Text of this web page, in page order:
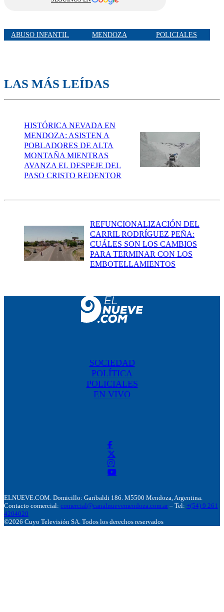
ABUSO INFANTIL MENDOZA POLICIALES
LAS MÁS LEÍDAS
HISTÓRICA NEVADA EN
MENDOZA: ASISTEN A
POBLADORES DE ALTA
MONTAÑA MIENTRAS
AVANZA EL DESPEJE DEL
PASO CRISTO REDENTOR
REFUNCIONALIZACIÓN DEL
CARRIL RODRÍGUEZ PEÑA:
CUÁLES SON LOS CAMBIOS
PARA TERMINAR CON LOS
EMBOTELLAMIENTOS
SOCIEDAD
POLÍTICA
POLICIALES
EN VIVO
ELNUEVE.COM. Domicillo: Garibaldi 186. M5500 Mendoza, Argentina.
Contacto comercial: comercial@canalnuevemendoza.com.ar – Tel: +(54) 9 261
4204020
©2026 Cuyo Televisión SA. Todos los derechos reservados